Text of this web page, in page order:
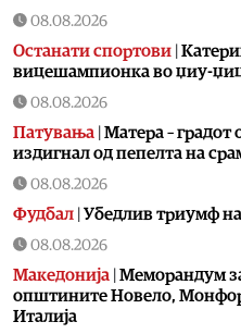
08.08.2026
Останати спортови |
вицешампионка во џиу-
08.08.2026
Патувања | Матера – градот
издигнал од пепелта на
08.08.2026
Фудбал | Убедлив триумф
08.08.2026
Македонија | Меморандум
општините Новело,
Италија